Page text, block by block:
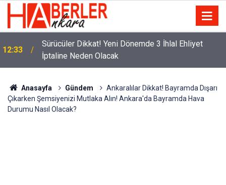
12:33
Sürücüler Dikkat! Yeni Dönemde 3 İhlal Ehliyet
İptaline Neden Olacak
Anasayfa Gündem
Ankaralılar Dikkat! Bayramda Dışarı
Çıkarken Şemsiyenizi Mutlaka Alın! Ankara'da Bayramda Hava
Durumu Nasıl Olacak?